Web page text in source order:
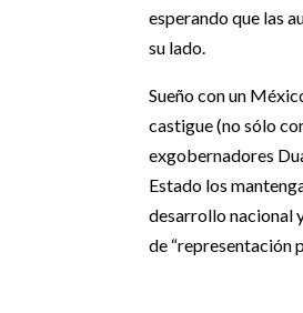
esperando que las
su lado.
Sueño con un
castigue (no sólo
exgobernadores
Estado los
desarrollo nacional
de “representación